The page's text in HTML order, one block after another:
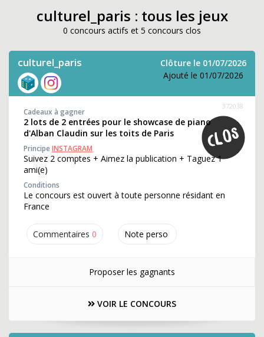
culturel_paris : tous les jeux
0 concours actifs et 5 concours clos
culturel_paris
Clôture le 01/07/2026
Ajouté le 01/07/2026
Commentaires 0 Note perso
372038
Cadeaux à gagner
2 lots de 2 entrées pour le showcase de piano
d'Alban Claudin sur les toits de Paris
PrincipeINSTAGRAM
Suivez 2 comptes + Aimez la publication + Taguez 1
ami(e)
Conditions
Le concours est ouvert à toute personne résidant en
France
Proposer les gagnants
VOIR LE CONCOURS